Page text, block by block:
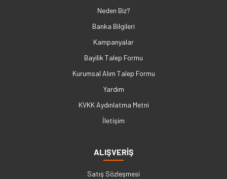
Neden Biz?
Banka Bilgileri
Kampanyalar
Bayilik Talep Formu
Kurumsal Alım Talep Formu
Yardım
KVKK Aydınlatma Metni
İletişim
ALIŞVERİŞ
Satış Sözleşmesi